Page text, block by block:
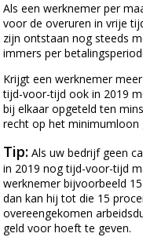
Als een werknemer per
voor de overuren in vrije
zijn ontstaan nog steeds
immers per
Krijgt een werknemer
tijd-voor-tijd ook in 2019
bij elkaar opgeteld ten
recht op het minimumloon
Tip: Als uw bedrijf geen
in 2019 nog tijd-voor-tijd
werknemer bijvoorbeeld
dan kan hij tot die 15
overeengekomen
geld voor hoeft te geven.